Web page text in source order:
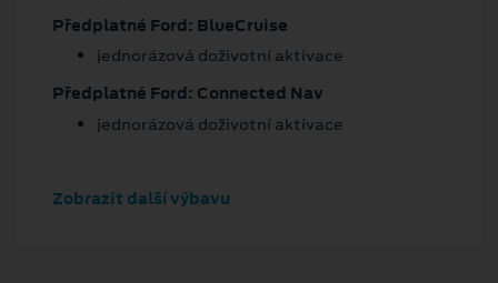
Předplatné Ford: BlueCruise
jednorázová doživotní aktivace
Předplatné Ford: Connected Nav
jednorázová doživotní aktivace
Zobrazit další výbavu